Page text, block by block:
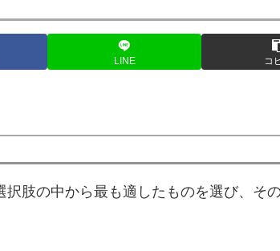
LINE コ
の中から最も適したものを選び、そ